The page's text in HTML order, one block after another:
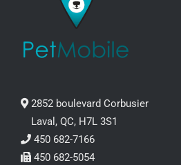
2852 boulevard Corbusier
Laval, QC, H7L 3S1
450 682-7166
450 682-5054